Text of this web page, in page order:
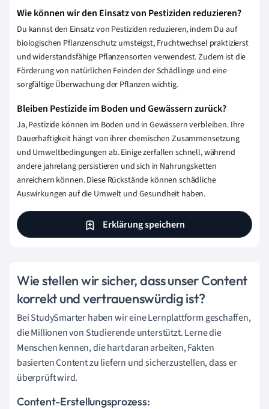
Wie können wir den Einsatz von Pestiziden reduzieren?
Du kannst den Einsatz von Pestiziden reduzieren, indem Du auf
biologischen Pflanzenschutz umsteigst, Fruchtwechsel praktizierst
und widerstandsfähige Pflanzensorten verwendest. Zudem ist die
Förderung von natürlichen Feinden der Schädlinge und eine
sorgfältige Überwachung der Pflanzen wichtig.
Bleiben Pestizide im Boden und Gewässern zurück?
Ja, Pestizide können im Boden und in Gewässern verbleiben. Ihre
Dauerhaftigkeit hängt von ihrer chemischen Zusammensetzung
und Umweltbedingungen ab. Einige zerfallen schnell, während
andere jahrelang persistieren und sich in Nahrungsketten
anreichern können. Diese Rückstände können schädliche
Auswirkungen auf die Umwelt und Gesundheit haben.
Erklärung speichern
Wie stellen wir sicher, dass unser Content
korrekt und vertrauenswürdig ist?
Bei StudySmarter haben wir eine Lernplattform geschaffen,
die Millionen von Studierende unterstützt. Lerne die
Menschen kennen, die hart daran arbeiten, Fakten
basierten Content zu liefern und sicherzustellen, dass er
überprüft wird.
Content-Erstellungsprozess: